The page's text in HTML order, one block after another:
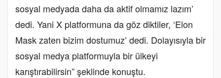
sosyal medyada daha da aktif olmamız lazım’
dedi. Yani X platformuna da göz diktiler, ‘Elon
Mask zaten bizim dostumuz’ dedi. Dolayısıyla bir
sosyal medya platformuyla bir ülkeyi
karıştırabilirsin” şeklinde konuştu.